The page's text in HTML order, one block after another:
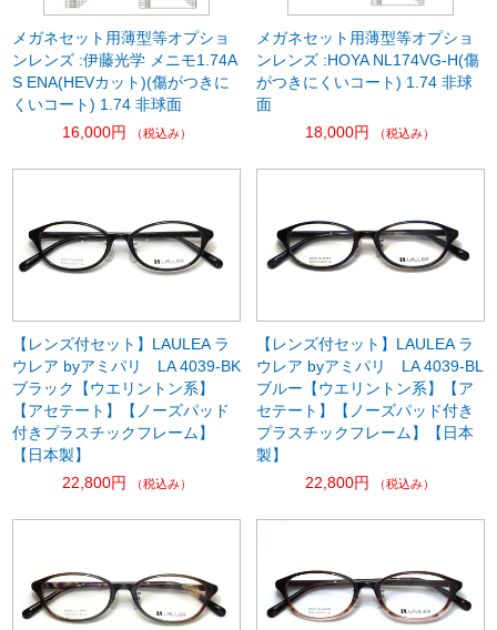
メガネセット用薄型等オプショ
ンレンズ :伊藤光学 メニモ1.74A
S ENA(HEVカット)(傷がつきに
くいコート) 1.74 非球面
16,000円
（税込み）
メガネセット用薄型等オプショ
ンレンズ :HOYA NL174VG-H(傷
がつきにくいコート) 1.74 非球
面
18,000円
（税込み）
【レンズ付セット】LAULEA ラ
ウレア byアミパリ LA 4039-BK
ブラック【ウエリントン系】
【アセテート】【ノーズパッド
付きプラスチックフレーム】
【日本製】
22,800円
（税込み）
【レンズ付セット】LAULEA ラ
ウレア byアミパリ LA 4039-BL
ブルー【ウエリントン系】【ア
セテート】【ノーズパッド付き
プラスチックフレーム】【日本
製】
22,800円
（税込み）